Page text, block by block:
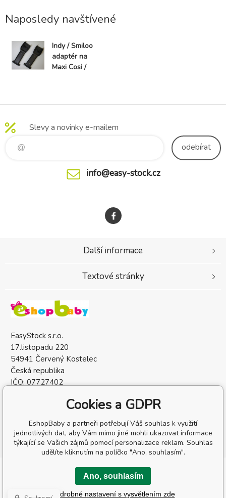
Naposledy navštívené
Indy / Smiloo
adaptér na
Maxi Cosi /
Slevy a novinky e-mailem
odebírat
info@easy-stock.cz
EasyStock s.r.o.
17.listopadu 220
54941 Červený Kostelec
Česká republika
IČO: 07727402
Další informace
Textové stránky
Copyright © 2026 EasyStock s.r.o.
Všechna práva vyhrazena.
Cookies a GDPR
EshopBaby a partneři potřebují Váš souhlas k využití
jednotlivých dat, aby Vám mimo jiné mohli ukazovat informace
týkající se Vašich zájmů pomocí personalizace reklam. Souhlas
udělíte kliknutím na políčko "Ano, souhlasím".
Ano, souhlasím
Podrobné nastavení s vysvětlením zde